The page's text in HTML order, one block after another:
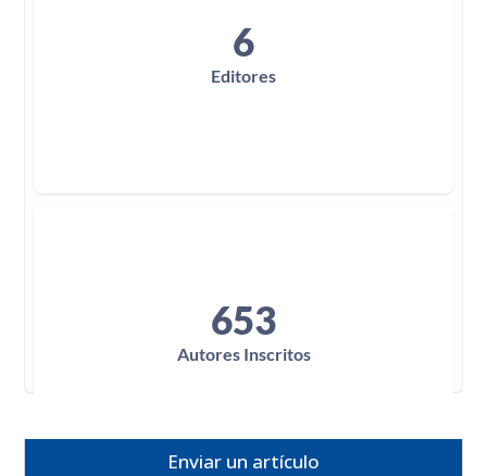
Enviar un artículo